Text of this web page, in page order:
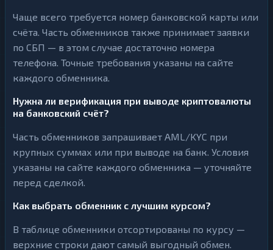
Чаще всего требуется номер банковской карты или
счёта. Часть обменников также принимает заявки
по СБП — в этом случае достаточно номера
телефона. Точные требования указаны на сайте
каждого обменника.
Нужна ли верификация при выводе криптовалюты
на банковский счёт?
Часть обменников запрашивает AML/KYC при
крупных суммах или при выводе на банк. Условия
указаны на сайте каждого обменника — уточняйте
перед сделкой.
Как выбрать обменник с лучшим курсом?
В таблице обменники отсортированы по курсу —
верхние строки дают самый выгодный обмен.